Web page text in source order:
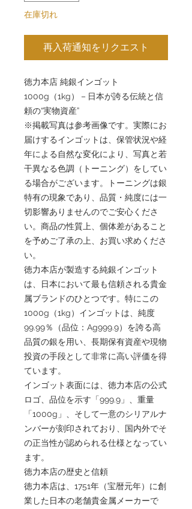
在庫切れ
再入荷通知をリクエスト
徳力本店 純銀インゴット
1000g（1kg）－日本が誇る伝統と信
頼の“実物資産”
※掲載写真は参考画像です。実際にお
届けするインゴットは、保管状況や経
年による自然な変化により、写真と若
干異なる色調（トーニング）をしてい
る場合がございます。トーニングは銀
特有の現象であり、品質・純度には一
切影響ありませんのでご安心くださ
い。商品の性質上、個体差があること
を予めご了承の上、お買い求めくださ
い。
徳力本店が製造する純銀インゴット
は、日本において最も信頼される貴金
属ブランドのひとつです。特にこの
1000g（1kg）インゴットは、純度
99.99％（品位：Ag999.9）を誇る高
品質の銀を用い、長期保有資産や現物
投資の手段として非常に高い評価を得
ています。
インゴット表面には、徳力本店の公式
ロゴ、品位を示す「999.9」、重量
「1000g」、そして一意のシリアルナ
ンバーが刻印されており、国内外でそ
の正当性が認められる仕様となってい
ます。
徳力本店の歴史と信頼
徳力本店は、1751年（宝暦元年）に創
業した日本の老舗貴金属メーカーで